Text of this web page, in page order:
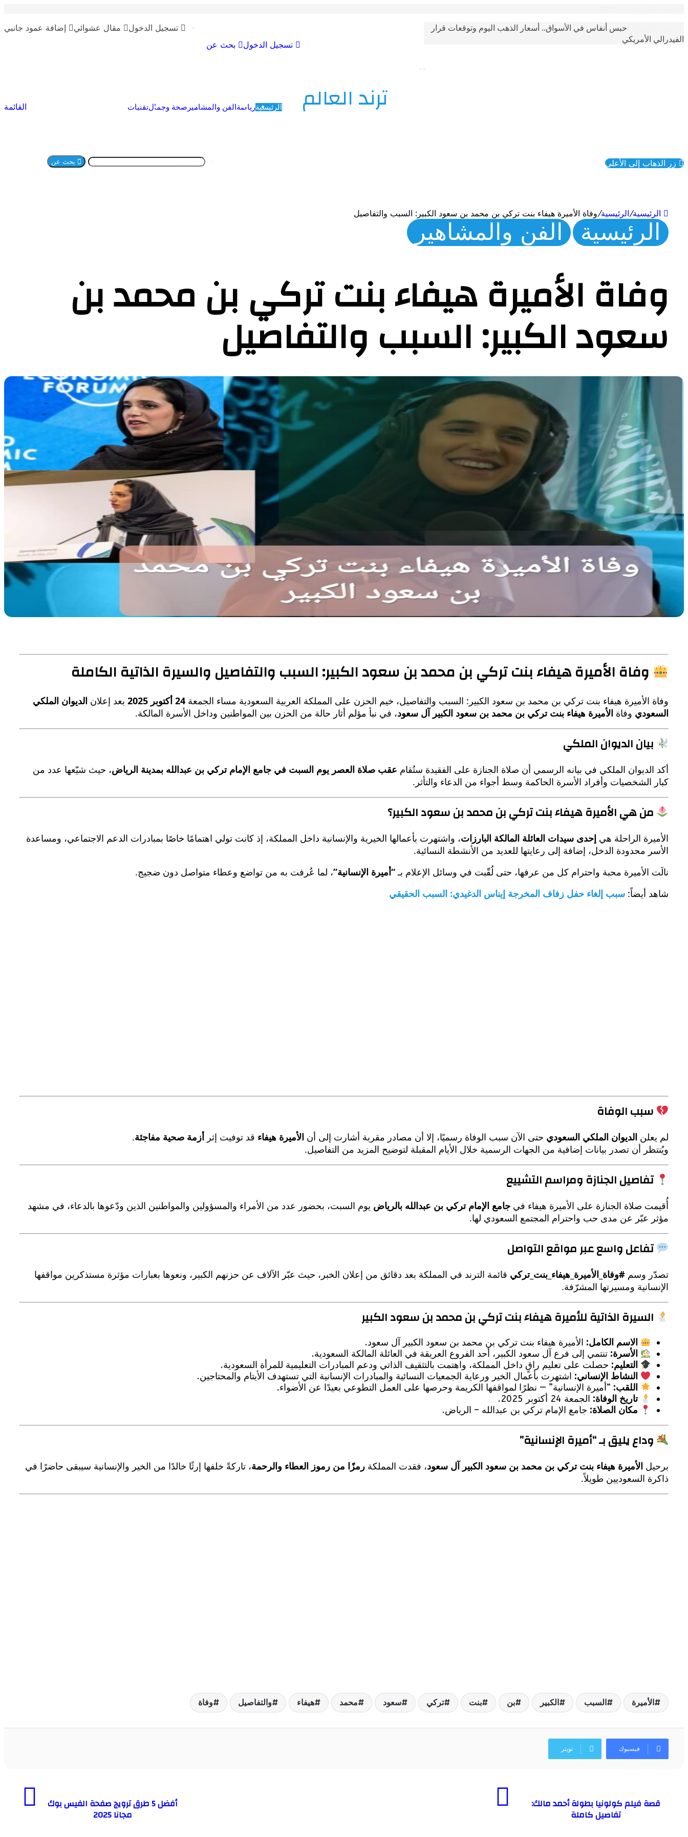
حبس أنفاس في الأسواق.. أسعار الذهب اليوم وتوقعات قرار
الفيدرالي الأمريكي
إضافة عمود جانبي مقال عشوائي
تسجيل الدخول
بحث عن
تسجيل الدخول
ترند العالم القائمة الرئيسيةرياضة الفن والمشاهير صحة وجمالتقنيات
بحث عن
الرئيسية/الرئيسية/وفاة الأميرة هيفاء بنت تركي بن محمد بن سعود الكبير: السبب والتفاصيل
الرئيسية الفن والمشاهير
وفاة الأميرة هيفاء بنت تركي بن محمد بن
سعود الكبير: السبب والتفاصيل
وفاة الأميرة هيفاء بنت تركي بن محمد بن سعود الكبير: السبب والتفاصيل والسيرة الذاتية الكاملة
وفاة الأميرة هيفاء بنت تركي بن محمد بن سعود الكبير: السبب والتفاصيل، خيم الحزن على المملكة العربية السعودية مساء الجمعة 24 أكتوبر 2025 بعد إعلان الديوان الملكي
السعودي وفاة الأميرة هيفاء بنت تركي بن محمد بن سعود الكبير آل سعود، في نبأ مؤلم أثار حالة من الحزن بين المواطنين وداخل الأسرة المالكة.
بيان الديوان الملكي
أكد الديوان الملكي في بيانه الرسمي أن صلاة الجنازة على الفقيدة ستُقام عقب صلاة العصر يوم السبت في جامع الإمام تركي بن عبدالله بمدينة الرياض، حيث شيّعها عدد من
كبار الشخصيات وأفراد الأسرة الحاكمة وسط أجواء من الدعاء والتأثر.
من هي الأميرة هيفاء بنت تركي بن محمد بن سعود الكبير؟
الأميرة الراحلة هي إحدى سيدات العائلة المالكة البارزات، واشتهرت بأعمالها الخيرية والإنسانية داخل المملكة، إذ كانت تولي اهتمامًا خاصًا بمبادرات الدعم الاجتماعي، ومساعدة
الأسر محدودة الدخل، إضافة إلى رعايتها للعديد من الأنشطة النسائية.
نالَت الأميرة محبة واحترام كل من عرفها، حتى لُقّبت في وسائل الإعلام بـ“أميرة الإنسانية”، لما عُرفت به من تواضع وعطاء متواصل دون ضجيج.
شاهد أيضاً: سبب إلغاء حفل زفاف المخرجة إيناس الدغيدي: السبب الحقيقي
سبب الوفاة
لم يعلن الديوان الملكي السعودي حتى الآن سبب الوفاة رسميًا، إلا أن مصادر مقربة أشارت إلى أن الأميرة هيفاء قد توفيت إثر أزمة صحية مفاجئة.
ويُنتظر أن تصدر بيانات إضافية من الجهات الرسمية خلال الأيام المقبلة لتوضيح المزيد من التفاصيل.
تفاصيل الجنازة ومراسم التشييع
أُقيمت صلاة الجنازة على الأميرة هيفاء في جامع الإمام تركي بن عبدالله بالرياض يوم السبت، بحضور عدد من الأمراء والمسؤولين والمواطنين الذين ودّعوها بالدعاء، في مشهد
مؤثر عبّر عن مدى حب واحترام المجتمع السعودي لها.
تفاعل واسع عبر مواقع التواصل
تصدّر وسم #وفاة_الأميرة_هيفاء_بنت_تركي قائمة الترند في المملكة بعد دقائق من إعلان الخبر، حيث عبّر الآلاف عن حزنهم الكبير، ونعوها بعبارات مؤثرة مستذكرين مواقفها
الإنسانية ومسيرتها المشرّفة.
السيرة الذاتية للأميرة هيفاء بنت تركي بن محمد بن سعود الكبير
الاسم الكامل: الأميرة هيفاء بنت تركي بن محمد بن سعود الكبير آل سعود.
الأسرة: تنتمي إلى فرع آل سعود الكبير، أحد الفروع العريقة في العائلة المالكة السعودية.
التعليم: حصلت على تعليم راقٍ داخل المملكة، واهتمت بالتثقيف الذاتي ودعم المبادرات التعليمية للمرأة السعودية.
النشاط الإنساني: اشتهرت بأعمال الخير ورعاية الجمعيات النسائية والمبادرات الإنسانية التي تستهدف الأيتام والمحتاجين.
اللقب: “أميرة الإنسانية” — نظرًا لمواقفها الكريمة وحرصها على العمل التطوعي بعيدًا عن الأضواء.
تاريخ الوفاة: الجمعة 24 أكتوبر 2025.
مكان الصلاة: جامع الإمام تركي بن عبدالله – الرياض.
وداع يليق بـ “أميرة الإنسانية”
برحيل الأميرة هيفاء بنت تركي بن محمد بن سعود الكبير آل سعود، فقدت المملكة رمزًا من رموز العطاء والرحمة، تاركةً خلفها إرثًا خالدًا من الخير والإنسانية سيبقى حاضرًا في
ذاكرة السعوديين طويلاً.
الأميرة السبب الكبير بن بنت تركي سعود محمد هيفاء والتفاصيل وفاة
فيسبوك تويتر
قصة فيلم كولونيا بطولة أحمد مالك:
تفاصيل كاملة
أفضل 5 طرق ترويج صفحة الفيس بوك
مجانا 2025
زر الذهاب إلى الأعلى